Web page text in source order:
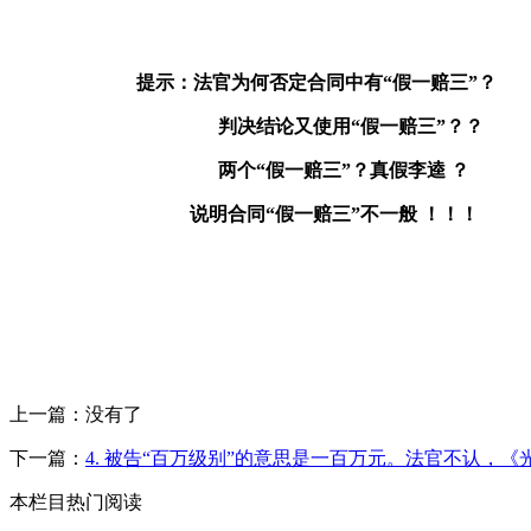
提示： 法官为何否定合同中有“假一赔三”？
判决结论又使用“假一赔三”？？
两个“假一赔三”？真假李逵 ？
说明合同“假一赔三”不一般 ！！！
上一篇：没有了
下一篇： 4. 被告“百万级别”的意思是一百万元。法官不认，《
本栏目热门阅读